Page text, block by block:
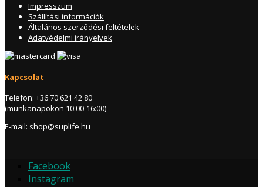
Impresszum
Szállítási információk
Általános szerződési feltételek
Adatvédelmi irányelvek
Kapcsolat
Telefon: +36 70 621 42 80
(munkanapokon 10:00-16:00)
E-mail: shop@suplife.hu
Facebook
Instagram